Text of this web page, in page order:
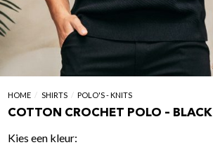
HOME / SHIRTS / POLO'S - KNITS
COTTON CROCHET POLO – BLACK
kleur